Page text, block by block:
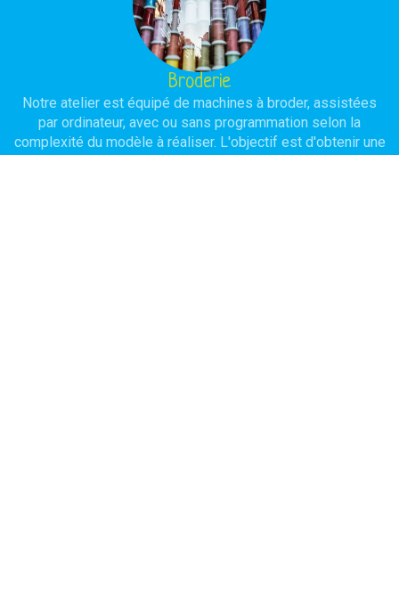
Broderie
Notre atelier est équipé de machines à broder, assistées
par ordinateur, avec ou sans programmation selon la
complexité du modèle à réaliser. L'objectif est d'obtenir une